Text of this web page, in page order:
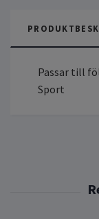
Passar till
Sport